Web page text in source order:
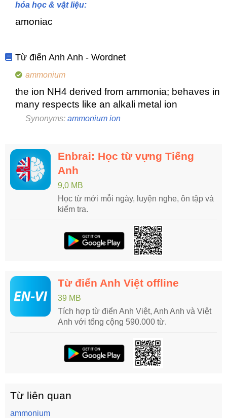
hóa học & vật liệu:
amoniac
Từ điển Anh Anh - Wordnet
ammonium
the ion NH4 derived from ammonia; behaves in
many respects like an alkali metal ion
Synonyms: ammonium ion
Enbrai: Học từ vựng Tiếng
Anh
9,0 MB
Học từ mới mỗi ngày, luyện nghe, ôn tập và
kiểm tra.
Từ điển Anh Việt offline
39 MB
Tích hợp từ điển Anh Việt, Anh Anh và Việt
Anh với tổng cộng 590.000 từ.
Từ liên quan
ammonium